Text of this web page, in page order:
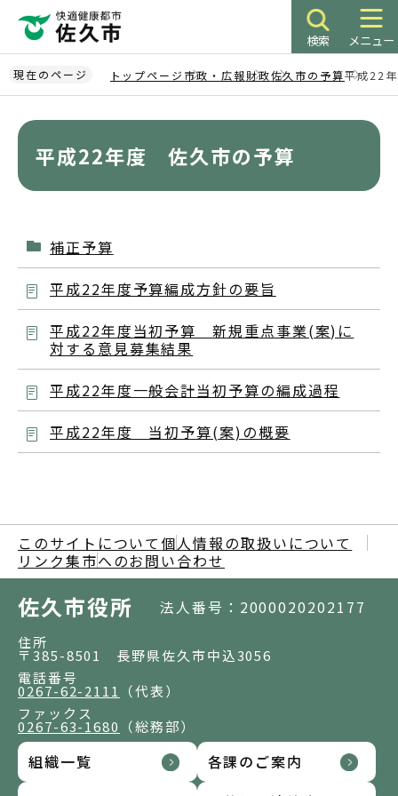
ペ
ー
ジ
検索 メニュー
現在のページ トップページ 市政・広報財政佐久市の予算平成22
平成22年度 佐久市の予算
補正予算
平成22年度予算編成方針の要旨
平成22年度当初予算 新規重点事業(案)に
対する意見募集結果
平成22年度一般会計当初予算の編成過程
平成22年度 当初予算(案)の概要
このサイトについて 個人情報の取扱いについて
リンク集市へのお問い合わせ
佐久市役所 法人番号：2000020202177
住所
〒385-8501 長野県佐久市中込3056
電話番号
0267-62-2111
（代表）
ファックス
0267-63-1680 （総務部）
組織一覧
各課のご案内